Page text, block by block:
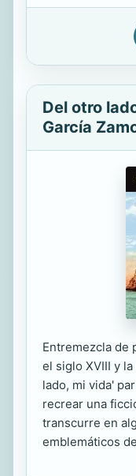
Del otro
García
Entremezcla de
el siglo XVIII y
lado, mi vida'
recrear una
transcurre en
emblemáticos